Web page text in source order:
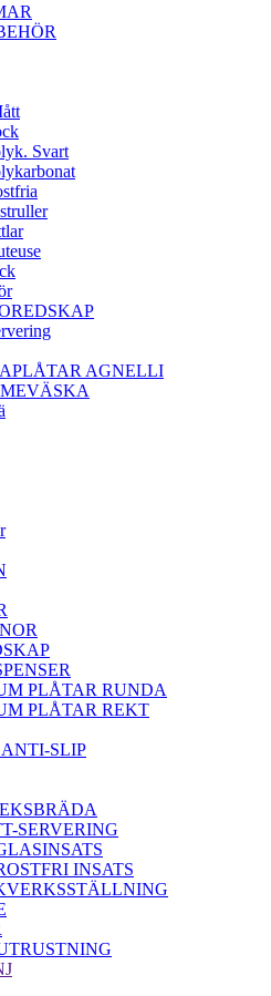
Svart
AGNELLI
PLÅTAR RUNDA
PLÅTAR REKT
SLIP
SERVERING
INSATS